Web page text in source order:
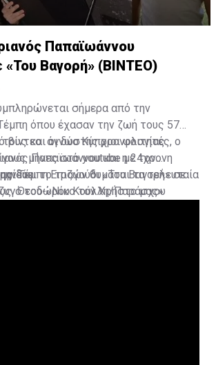
Παπαϊωάννου
«Του Βαγορή» (ΒΙΝΤΕΟ)
σήμερα από την
όπου έχασαν την ζωή τους 57
και οι δύο Κύπριοι φοιτητές, ο
Παπαϊωάννου και η 24χρονη
βίντεο άγνωστης χρονολογίας
μήνες στο youtube με τον
το τραγούδι «Του Βαγορή» σε
Θεοδώρου Κούλλη/Παράσχου
Τέμπη:Επιζών θυμάται τα τελευταία
του-«Νίκο τον Χρήστο μας»